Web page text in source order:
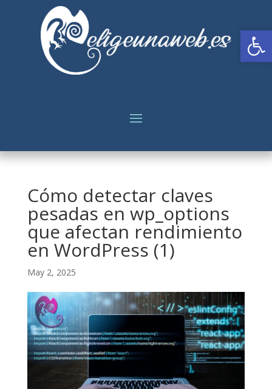
Cómo detectar claves
pesadas en wp_options
que afectan rendimiento
en WordPress (1)
May 2, 2025